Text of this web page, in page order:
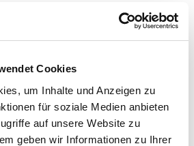
Cookies
um Inhalte und Anzeigen zu
für soziale Medien anbieten
auf unsere Website zu
geben wir Informationen zu Ihrer